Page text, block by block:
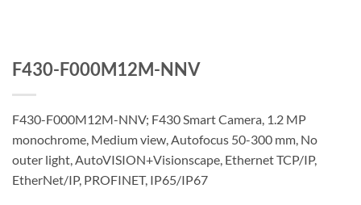
F430-F000M12M-NNV
F430-F000M12M-NNV; F430 Smart Camera, 1.2 MP
monochrome, Medium view, Autofocus 50-300 mm, No
outer light, AutoVISION+Visionscape, Ethernet TCP/IP,
EtherNet/IP, PROFINET, IP65/IP67